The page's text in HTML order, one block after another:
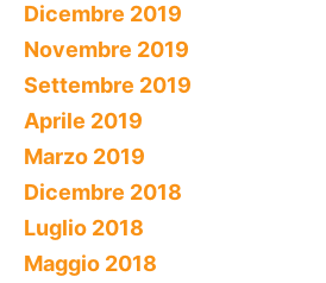
Dicembre 2019
Novembre 2019
Settembre 2019
Aprile 2019
Marzo 2019
Dicembre 2018
Luglio 2018
Maggio 2018